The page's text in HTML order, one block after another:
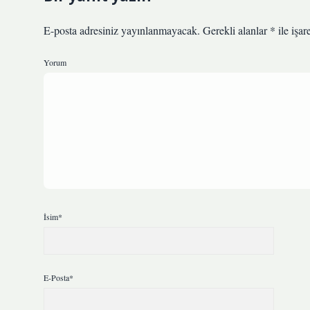
E-posta adresiniz yayınlanmayacak. Gerekli alanlar* ile
Yorum
İsim*
E-Posta*